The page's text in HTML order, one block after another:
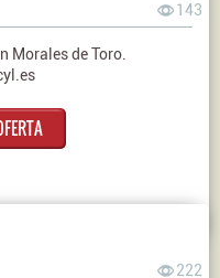
143
Morales de Toro.
222